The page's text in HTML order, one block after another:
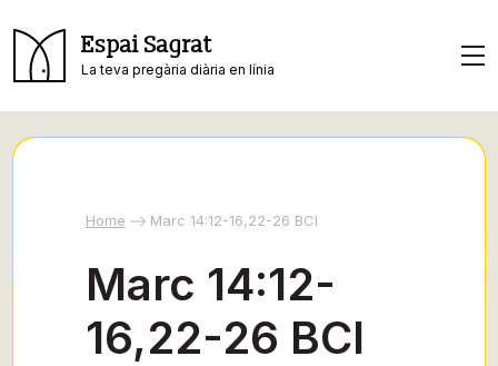
Espai Sagrat
La teva pregària diària en línia
Home Marc 14:12-16,22-26 BCI
Marc 14:12-
16,22-26 BCI